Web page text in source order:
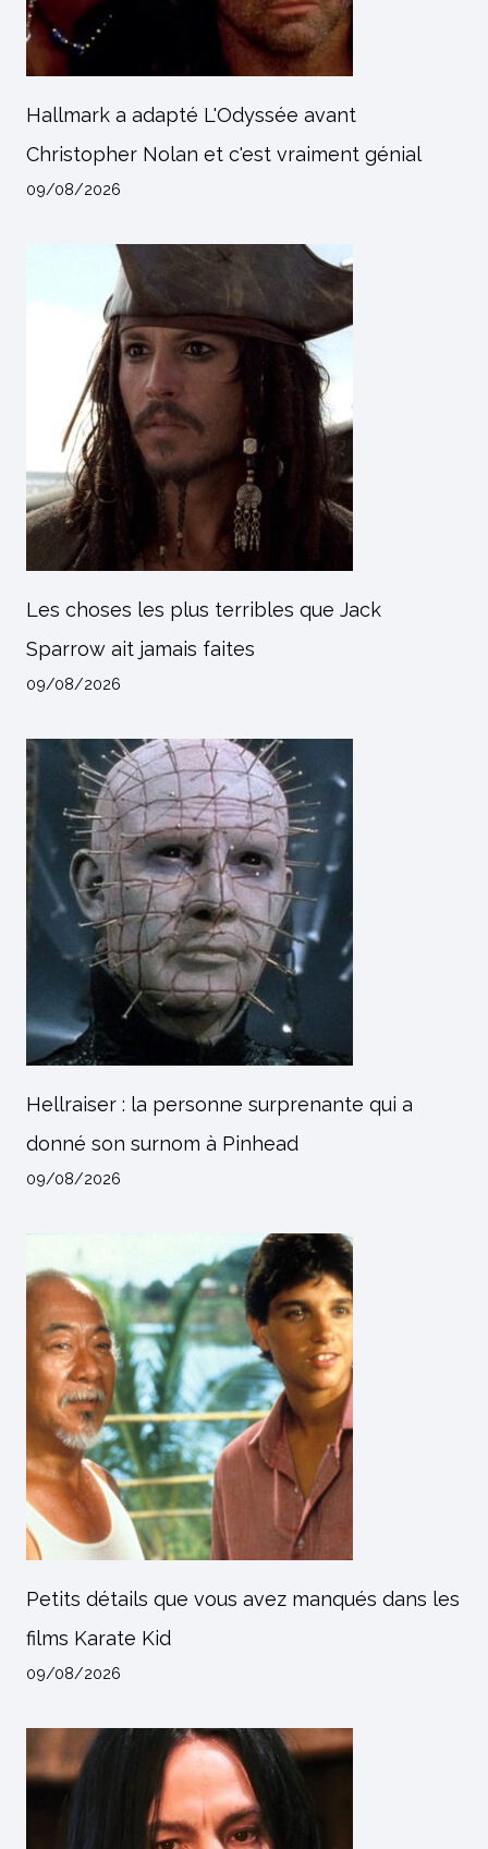
Hallmark a adapté L'Odyssée avant
Christopher Nolan et c'est vraiment génial
09/08/2026
Les choses les plus terribles que Jack
Sparrow ait jamais faites
09/08/2026
Hellraiser : la personne surprenante qui a
donné son surnom à Pinhead
09/08/2026
Petits détails que vous avez manqués dans les
films Karate Kid
09/08/2026